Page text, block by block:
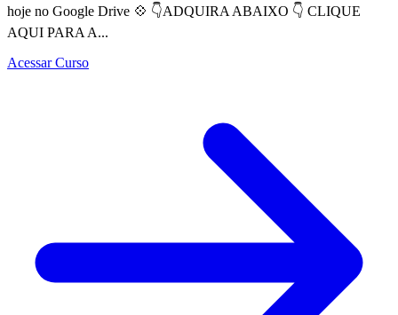
hoje no Google Drive 💠 👇ADQUIRA ABAIXO 👇 CLIQUE
AQUI PARA A...
Acessar Curso